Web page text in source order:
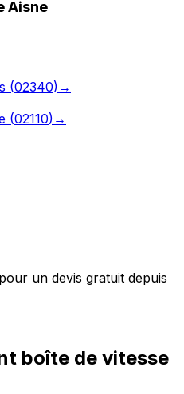
Aisne
(02340) →
(02110) →
un devis gratuit depuis
boîte de vitesse